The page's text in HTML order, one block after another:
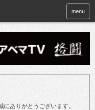
menu
ありがとうございます。